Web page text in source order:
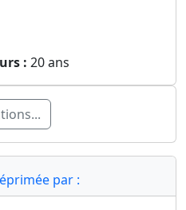
: 20 ans
par :